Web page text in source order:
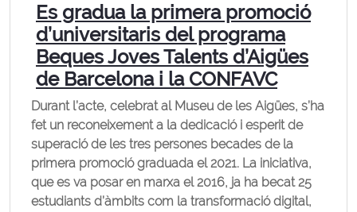
Es gradua la primera promoció
d’universitaris del programa
Beques Joves Talents d’Aigües
de Barcelona i la CONFAVC
Durant l’acte, celebrat al Museu de les Aigües, s’ha
fet un reconeixement a la dedicació i esperit de
superació de les tres persones becades de la
primera promoció graduada el 2021. La iniciativa,
que es va posar en marxa el 2016, ja ha becat 25
estudiants d’àmbits com la transformació digital,